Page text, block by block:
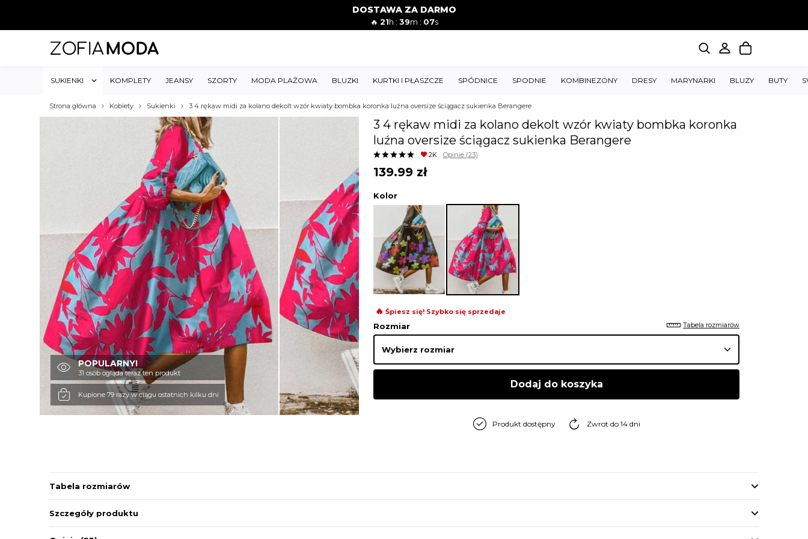
DOSTAWA ZA DARMO
🔥 21h : 39m : 06s
SUKIENKI KOMPLETY JEANSY SZORTY MODA PLAŻOWA BLUZKI KURTKI I PŁASZCZE SPÓDNICE SPODNIE KOMBINEZONY DRESY MARYNARKI BLUZY BUTY
Strona główna Kobiety Sukienki 3 4 rękaw midi za kolano dekolt wzór kwiaty bombka koronka luźna oversize ściągacz sukienka Berangere
POPULARNY!
31 osób ogląda teraz ten produkt
Kupione 79 razy w ciągu ostatnich kilku dni
3 4 rękaw midi za kolano dekolt wzór kwiaty bombka koronka
luźna oversize ściągacz sukienka Berangere
2K Opinie (23)
139.99 zł
Kolor
🔥 Śpiesz się! Szybko się sprzedaje
Rozmiar Tabela rozmiarów
Dodaj do koszyka
Produkt dostępny Zwrot do 14 dni
Tabela rozmiarów
Szczegóły produktu